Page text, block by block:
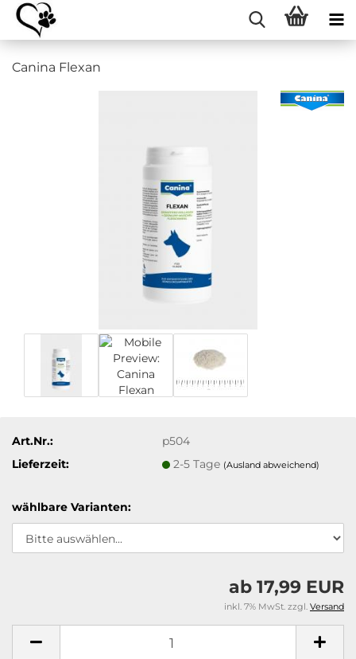
Canina Flexan
Art.Nr.:
p504
Lieferzeit:
2-5 Tage (Ausland abweichend)
wählbare Varianten:
ab 17,99 EUR
inkl. 7% MwSt. zzgl. Versand